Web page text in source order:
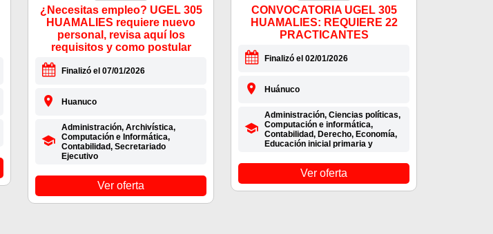
¿Necesitas empleo? UGEL 305
HUAMALIES requiere nuevo
personal, revisa aquí los
requisitos y como postular
Finalizó el 07/01/2026
Huanuco
Administración, Archivística,
Computación e Informática,
Contabilidad, Secretariado
Ejecutivo
Ver oferta
CONVOCATORIA UGEL 305
HUAMALIES: REQUIERE 22
PRACTICANTES
Finalizó el 02/01/2026
Huánuco
Administración, Ciencias políticas,
Computación e informática,
Contabilidad, Derecho, Economía,
Educación inicial primaria y
Ver oferta